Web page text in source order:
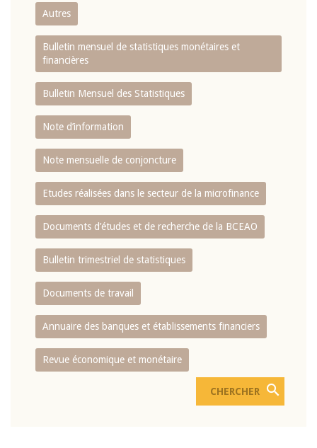
Autres
Bulletin mensuel de statistiques monétaires et
financières
Bulletin Mensuel des Statistiques
Note d’information
Note mensuelle de conjoncture
Etudes réalisées dans le secteur de la microfinance
Documents d’études et de recherche de la BCEAO
Bulletin trimestriel de statistiques
Documents de travail
Annuaire des banques et établissements financiers
Revue économique et monétaire